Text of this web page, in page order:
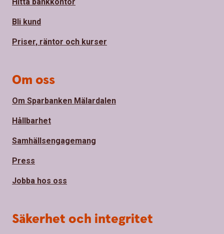
Bli kund
Priser, räntor och kurser
Om oss
Om Sparbanken Mälardalen
Hållbarhet
Samhällsengagemang
Press
Jobba hos oss
Säkerhet och integritet